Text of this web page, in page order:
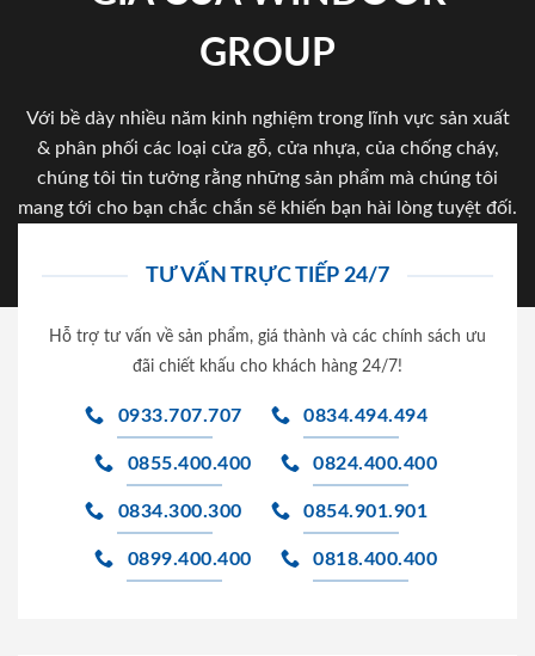
GROUP
Với bề dày nhiều năm kinh nghiệm trong lĩnh vực sản xuất
& phân phối các loại cửa gỗ, cửa nhựa, của chống cháy,
chúng tôi tin tưởng rằng những sản phẩm mà chúng tôi
mang tới cho bạn chắc chắn sẽ khiến bạn hài lòng tuyệt đối.
TƯ VẤN TRỰC TIẾP 24/7
Hỗ trợ tư vấn về sản phẩm, giá thành và các chính sách ưu
đãi chiết khấu cho khách hàng 24/7!
0933.707.707 0834.494.494
0855.400.400 0824.400.400
0834.300.300 0854.901.901
0899.400.400 0818.400.400